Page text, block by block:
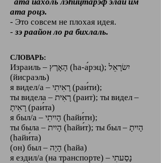
- Это совсем не плохая идея.
-зэ раайон ло ра бихлаль.​
СЛОВАРЬ:
Израиль – הָאָרֶץ (hа-а́рэц); יִשׂרָאֵל
(йисраэль)
я видел/а – רָאִיתִי (раи́ти);
ты видела – רָאִית (раит); ты видел –
רָאִיתָ (раи́та)
я был/а – הָיִיתִי (hайи́ти);
ты была – הָיִית ‎(hайи́т‎); ты был – הָיִיתָ
‎(hайи́та‎)‎
(он) был – הָיָה ‎(hайа)
я ездил/а (на транспорте) – נָסַעתִי